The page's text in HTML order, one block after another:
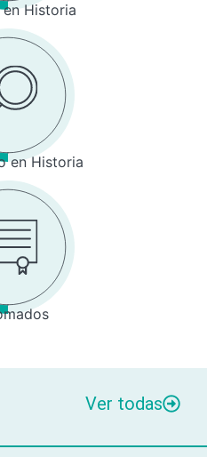
Historia
en Historia
Ver todas